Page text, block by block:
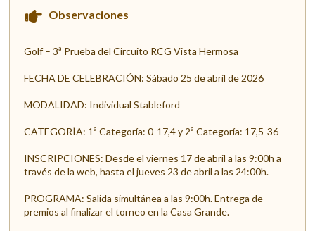
Observaciones
Golf – 3ª Prueba del Circuito RCG Vista Hermosa
FECHA DE CELEBRACIÓN: Sábado 25 de abril de 2026
MODALIDAD: Individual Stableford
CATEGORÍA: 1ª Categoría: 0-17,4 y 2ª Categoría: 17,5-36
INSCRIPCIONES: Desde el viernes 17 de abril a las 9:00h a
través de la web, hasta el jueves 23 de abril a las 24:00h.
PROGRAMA: Salida simultánea a las 9:00h. Entrega de
premios al finalizar el torneo en la Casa Grande.